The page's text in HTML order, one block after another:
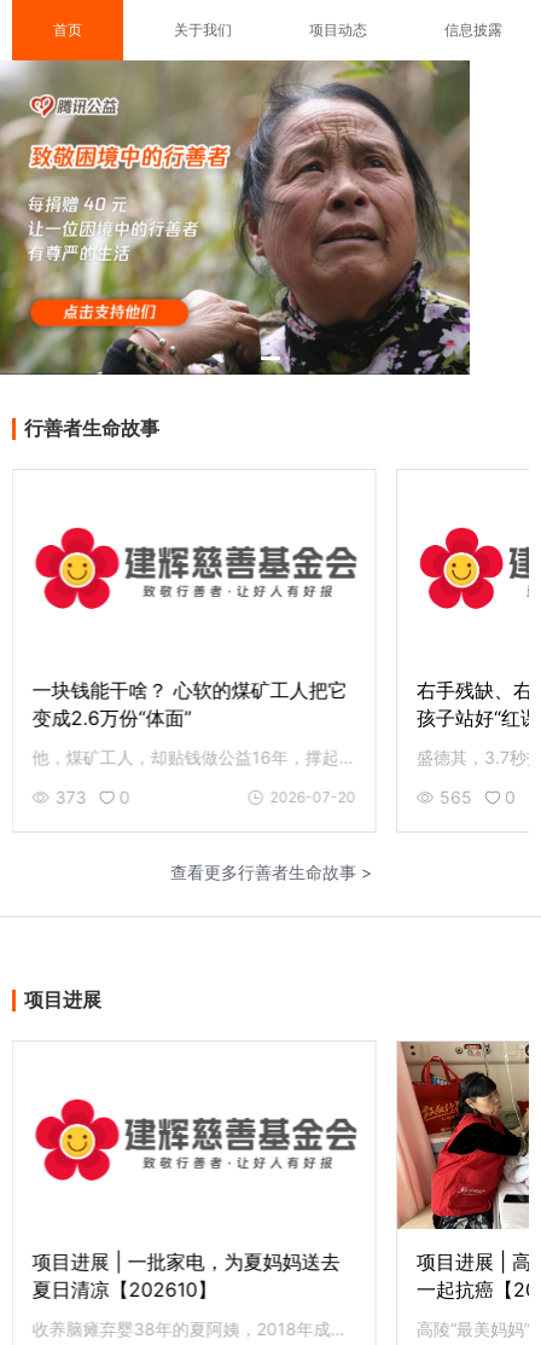
首页 关于我们 项目动态 信息披露
行善者生命故事
能干啥？ 心软的煤矿工人把它
万份“体面”
他，煤矿工人，却贴钱做公益16年，撑起 3.6万人次免费早餐；用一元爱心成全了2.6万人次的体面，帮 460 余颗孤寡的心过生日。致敬曹占金，愿行善的小红帽在你我手中继续传递。
0 2026-07-20
右手残缺、右眼失明，
孩子站好“红课”这班岗
565 0
查看更多行善者生命故事 >
项目进展
项目进展 | 一批家电，为夏妈妈送去
夏日清凉【202610】
收养脑瘫弃婴38年的夏阿姨，2018年成为建辉致敬人物后，生活发生了显著改善，今年6月3日，她喜获一批新家电。
项目进展 | 高
一起抗癌【